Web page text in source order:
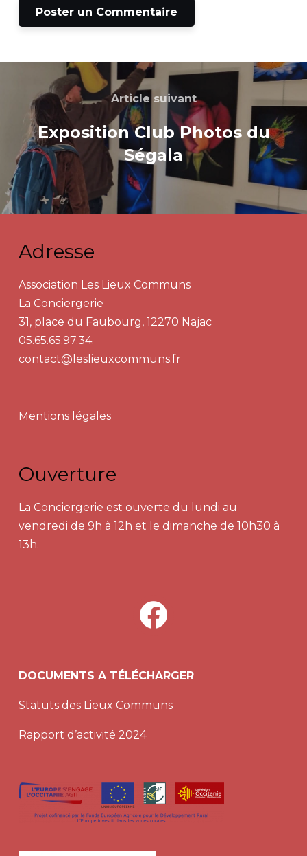
Article suivant
Exposition Club Photos du
Ségala
Adresse
Association Les Lieux Communs
La Conciergerie
31, place du Faubourg, 12270 Najac
05.65.65.97.34.
contact@leslieuxcommuns.fr
Mentions légales
Ouverture
La Conciergerie est ouverte du lundi au
vendredi de 9h à 12h et le dimanche de 10h30 à
13h.
facebook
DOCUMENTS A TÉLÉCHARGER
Statuts des Lieux Communs
Rapport d’activité 2024